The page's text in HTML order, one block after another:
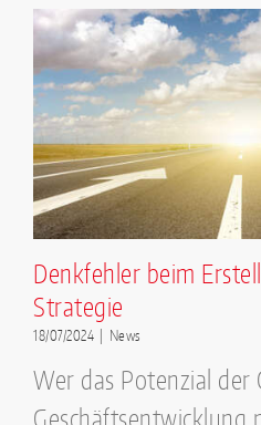
Denkfehler beim
Strategie
18/07/2024 News
Wer das Potenzial der